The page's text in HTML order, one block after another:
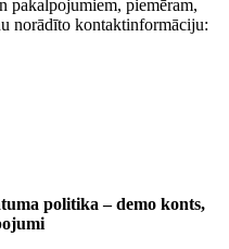
pakalpojumiem, piemēram,
norādīto kontaktinformāciju:
politika – demo konts,